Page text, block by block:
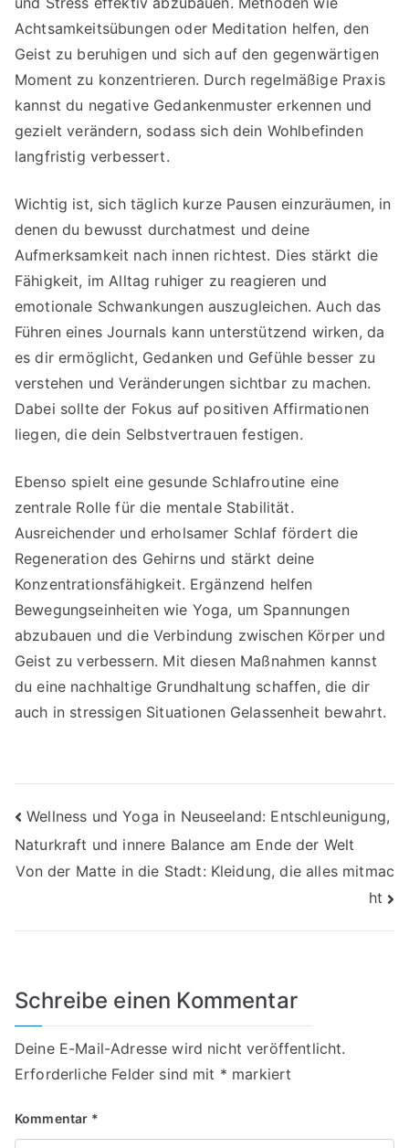
Achtsamkeitsübungen oder Meditation helfen, den
Geist zu beruhigen und sich auf den gegenwärtigen
Moment zu konzentrieren. Durch regelmäßige Praxis
kannst du negative Gedankenmuster erkennen und
gezielt verändern, sodass sich dein Wohlbefinden
langfristig verbessert.
Wichtig ist, sich täglich kurze Pausen einzuräumen, in
denen du bewusst durchatmest und deine
Aufmerksamkeit nach innen richtest. Dies stärkt die
Fähigkeit, im Alltag ruhiger zu reagieren und
emotionale Schwankungen auszugleichen. Auch das
Führen eines Journals kann unterstützend wirken, da
es dir ermöglicht, Gedanken und Gefühle besser zu
verstehen und Veränderungen sichtbar zu machen.
Dabei sollte der Fokus auf positiven Affirmationen
liegen, die dein Selbstvertrauen festigen.
Ebenso spielt eine gesunde Schlafroutine eine
zentrale Rolle für die mentale Stabilität.
Ausreichender und erholsamer Schlaf fördert die
Regeneration des Gehirns und stärkt deine
Konzentrationsfähigkeit. Ergänzend helfen
Bewegungseinheiten wie Yoga, um Spannungen
abzubauen und die Verbindung zwischen Körper und
Geist zu verbessern. Mit diesen Maßnahmen kannst
du eine nachhaltige Grundhaltung schaffen, die dir
auch in stressigen Situationen Gelassenheit bewahrt.
Beitragsnavigation
Wellness und Yoga in Neuseeland: Entschleunigung,
Naturkraft und innere Balance am Ende der Welt
Von der Matte in die Stadt: Kleidung, die alles mitmac
ht
Schreibe einen Kommentar
Deine E-Mail-Adresse wird nicht veröffentlicht.
Erforderliche Felder sind mit * markiert
Kommentar *